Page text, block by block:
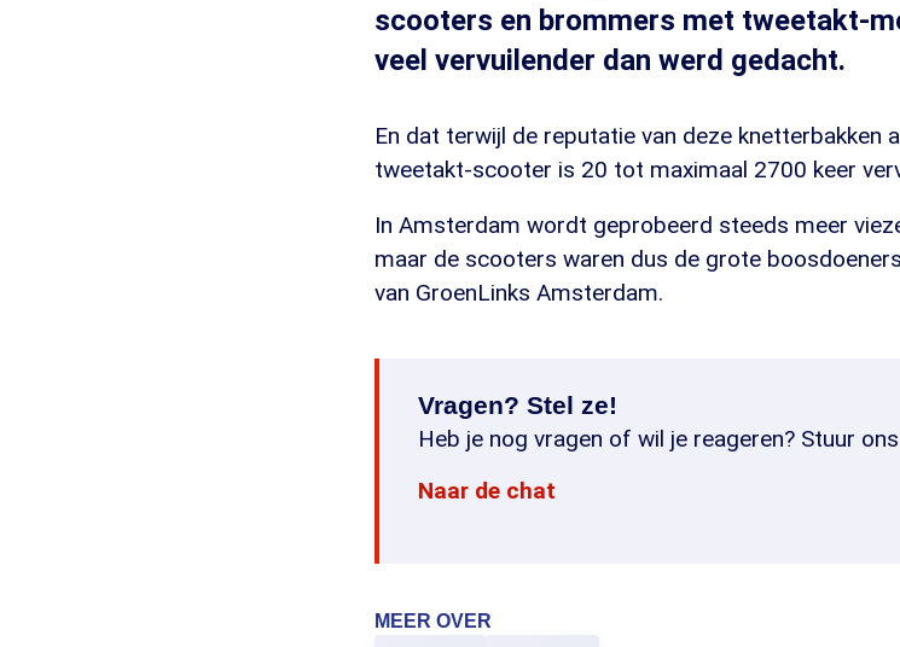
scooters en brommers met tweetakt-
veel vervuilender dan werd gedacht.
En dat terwijl de reputatie van deze knetterbakken
tweetakt-scooter is 20 tot maximaal 2700 keer
In Amsterdam wordt geprobeerd steeds meer
maar de scooters waren dus de grote
van GroenLinks Amsterdam.
Vragen? Stel ze!
Heb je nog vragen of wil je reageren? Stuur
Naar de chat
MEER OVER